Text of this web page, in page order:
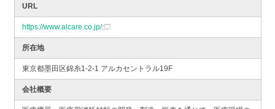
URL
https://www.alcare.co.jp/
所在地
東京都墨田区錦糸1-2-1 アルカセントラル19F
会社概要